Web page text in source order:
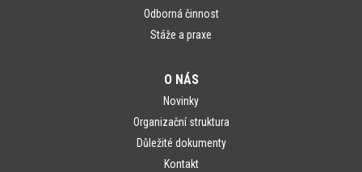
Odborná činnost
Stáže a praxe
O NÁS
Novinky
Organizační struktura
Důležité dokumenty
Kontakt